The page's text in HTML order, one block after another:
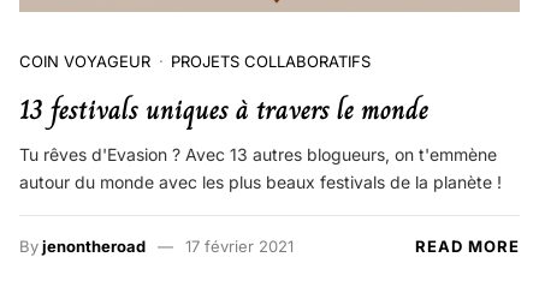
COIN VOYAGEUR PROJETS COLLABORATIFS
13 festivals uniques à travers le monde
Tu rêves d'Evasion ? Avec 13 autres blogueurs, on t'emmène
autour du monde avec les plus beaux festivals de la planète !
Byjenontheroad 17 février 2021 READ MORE